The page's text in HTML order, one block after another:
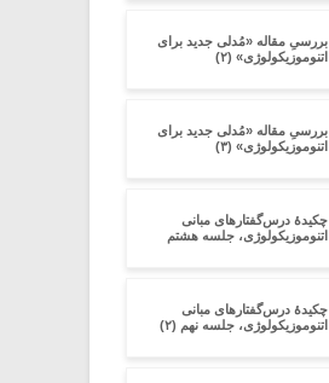
بررسیِ مقاله‏ «مُدلی جدید برای
اتنوموزیکولوژی» (۲)
بررسیِ مقاله‏ «مُدلی جدید برای
اتنوموزیکولوژی» (۳)
چکیدۀ درس‌گفتارهای مبانی
اتنوموزیکولوژی، جلسه هشتم
چکیدۀ درس‌گفتارهای مبانی
اتنوموزیکولوژی، جلسه نهم (۲)